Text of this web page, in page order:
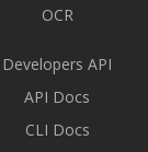
OCR
Developers API
API Docs
CLI Docs